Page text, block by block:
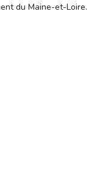
du Maine-et-Loire.